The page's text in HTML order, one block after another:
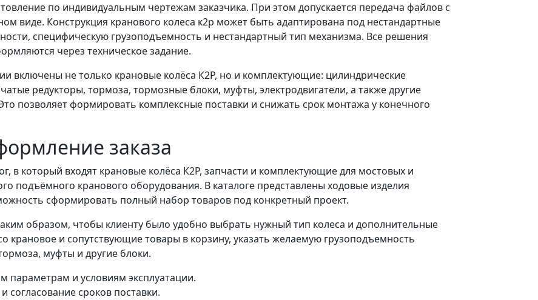
по индивидуальным чертежам заказчика. При этом допускается передача файлов с
виде. Конструкция кранового колеса к2р может быть адаптирована под нестандартные
специфическую грузоподъемность и нестандартный тип механизма. Все решения
через техническое задание.
включены не только крановые колёса К2Р, но и комплектующие: цилиндрические
редукторы, тормоза, тормозные блоки, муфты, электродвигатели, а также другие
позволяет формировать комплексные поставки и снижать срок монтажа у конечного
заказа
в который входят крановые колёса К2Р, запчасти и комплектующие для мостовых и
подъёмного кранового оборудования. В каталоге представлены ходовые изделия
сформировать полный набор товаров под конкретный проект.
образом, чтобы клиенту было удобно выбрать нужный тип колеса и дополнительные
и сопутствующие товары в корзину, указать желаемую грузоподъемность
муфты и другие блоки.
параметрам и условиям эксплуатации.
согласование сроков поставки.